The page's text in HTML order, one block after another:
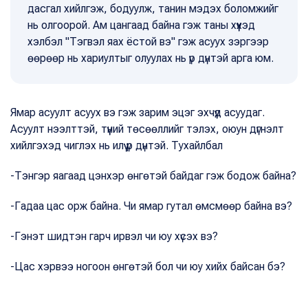
дасгал хийлгэж, бодуулж, танин мэдэх боломжийг
нь олгоорой. Ам цангаад байна гэж таны хүүхэд
хэлбэл "Тэгвэл яах ёстой вэ" гэж асуух зэргээр
өөрөөр нь хариултыг олуулах нь үр дүнтэй арга юм.
Ямар асуулт асуух вэ гэж зарим эцэг эхчүүд асуудаг.
Асуулт нээлттэй, түүний төсөөллийг тэлэх, оюун дүгнэлт
хийлгэхэд чиглэх нь илүү үр дүнтэй. Тухайлбал
-Тэнгэр яагаад цэнхэр өнгөтэй байдаг гэж бодож байна?
-Гадаа цас орж байна. Чи ямар гутал өмсмөөр байна вэ?
-Гэнэт шидтэн гарч ирвэл чи юу хүсэх вэ?
-Цас хэрвээ ногоон өнгөтэй бол чи юу хийх байсан бэ?